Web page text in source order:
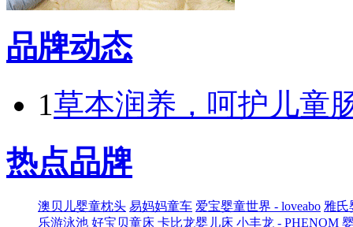
品牌动态
1草本润养，呵护儿
热点品牌
澳贝儿婴童枕头 易妈妈童车 爱宝婴童世界 - loveabo 雅氏
乐游泳池 好宝贝童床 卡比龙婴儿床 小丰龙 - PHENOM